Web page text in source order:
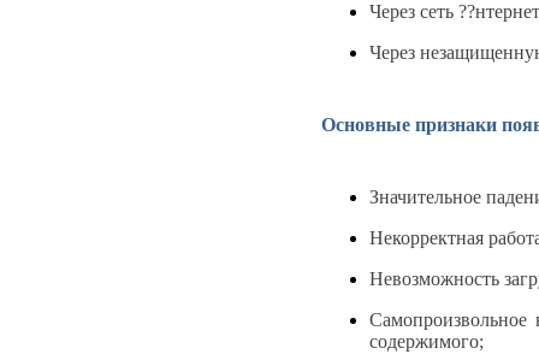
Через сеть
Через
Основные признаки
Значительное
Некорректная
Невозможность
содержимого;